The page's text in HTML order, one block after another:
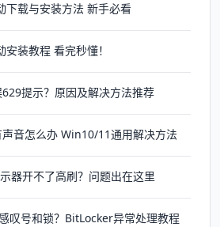
下载与安装方法 新手必看
装教程 看完秒懂！
提示？原因及解决方法推荐
音怎么办 Win10/11通用解决方法
器开不了高刷？问题出在这里
叹号和锁？BitLocker异常处理教程